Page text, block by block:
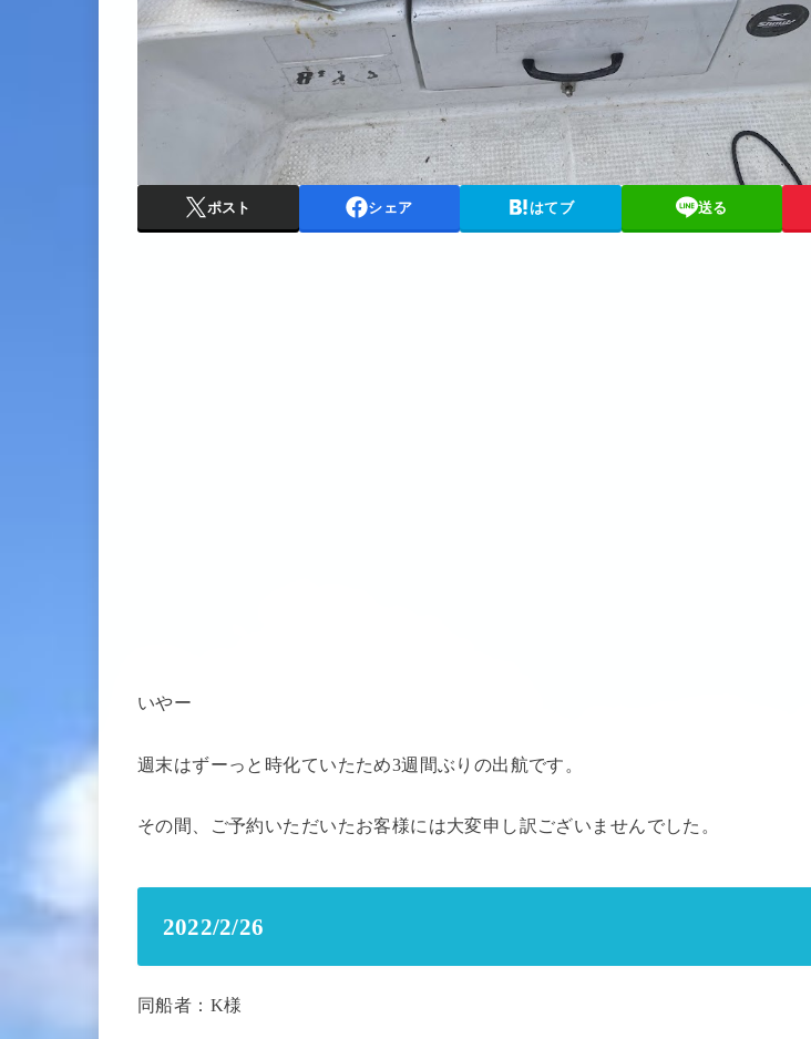
ポスト シェア はてブ 送る
いやー
週末はずーっと時化ていたため3週間ぶりの出航です。
その間、ご予約いただいたお客様には大変申し訳ございませんでした。
2022/2/26
同船者：K様